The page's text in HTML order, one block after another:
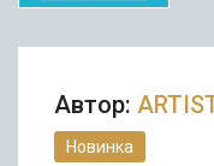
Автор:
Новинка